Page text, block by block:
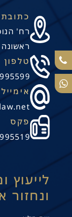
ראשונה
טלפון
אימייל
פקס
לייעוץ
ונחזור